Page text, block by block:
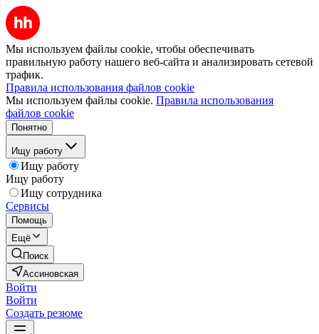
Мы используем файлы cookie, чтобы обеспечивать
правильную работу нашего веб-сайта и анализировать сетевой
трафик.
Правила использования файлов cookie
Мы используем файлы cookie. Правила использования
файлов cookie
Понятно
Ищу работу
Ищу работу
Ищу работу
Ищу сотрудника
Сервисы
Помощь
Ещё
Поиск
Ассиновская
Войти
Войти
Создать резюме